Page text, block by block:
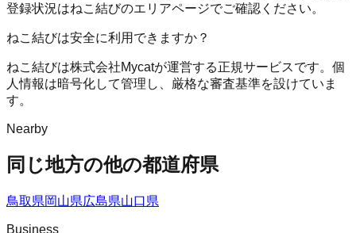
登録状況はねこ結びのエリアページでご確認ください。
ねこ結びは安全に利用できますか？
ねこ結びは株式会社Mycatが運営する正規サービスです。個
人情報は暗号化して管理し、厳格な審査基準を設けていま
す。
Nearby
同じ地方の他の都道府県
鳥取県岡山県広島県山口県
Business